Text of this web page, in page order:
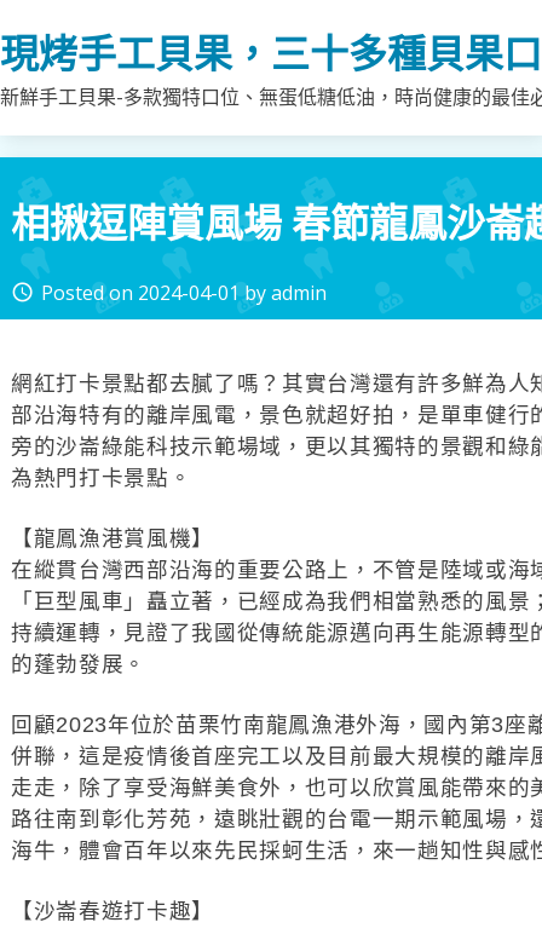
to
content
現烤手工貝果，三十多種貝果
新鮮手工貝果-多款獨特口位、無蛋低糖低油，時尚健康的最
相揪逗陣賞風場 春節龍鳳沙崙
access_time Posted on 2024-04-01byadmin
網紅打卡景點都去膩了嗎？其實台灣還有許多鮮為
部沿海特有的離岸風電，景色就超好拍，是單車健
旁的沙崙綠能科技示範場域，更以其獨特的景觀和
為熱門打卡景點。
【龍鳳漁港賞風機】
在縱貫台灣西部沿海的重要公路上，不管是陸域或海
「巨型風車」矗立著，已經成為我們相當熟悉的風
持續運轉，見證了我國從傳統能源邁向再生能源轉型
的蓬勃發展。
回顧2023年位於苗栗竹南龍鳳漁港外海，國內第3
併聯，這是疫情後首座完工以及目前最大規模的離岸
走走，除了享受海鮮美食外，也可以欣賞風能帶來
路往南到彰化芳苑，遠眺壯觀的台電一期示範風場
海牛，體會百年以來先民採蚵生活，來一趟知性與感
【沙崙春遊打卡趣】